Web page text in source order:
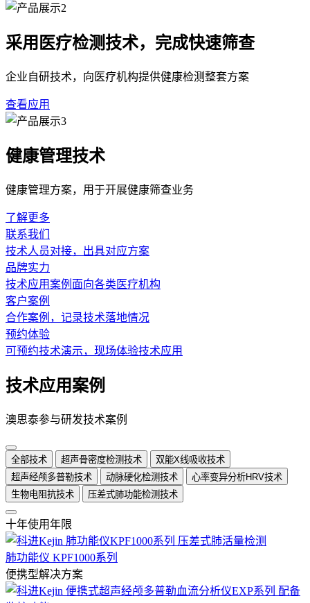
采用医疗检测技术，完成快速筛查
企业自研技术，向医疗机构提供健康检测整套方案
查看应用
健康管理技术
健康管理方案，用于开展健康筛查业务
了解更多
联系我们
技术人员对接，出具对应方案
品牌实力
技术应用案例面向各类医疗机构
客户案例
合作案例，记录技术落地情况
预约体验
可预约技术演示，现场体验技术应用
技术应用案例
澳思泰参与研发技术案例
全部技术 超声骨密度检测技术
双能X线吸收技术
超声经颅多普勒技术
动脉硬化检测技术
心率变异分析HRV技术
生物电阻抗技术
压差式肺功能检测技术
十年使用年限
肺功能仪 KPF1000系列
便携型解决方案